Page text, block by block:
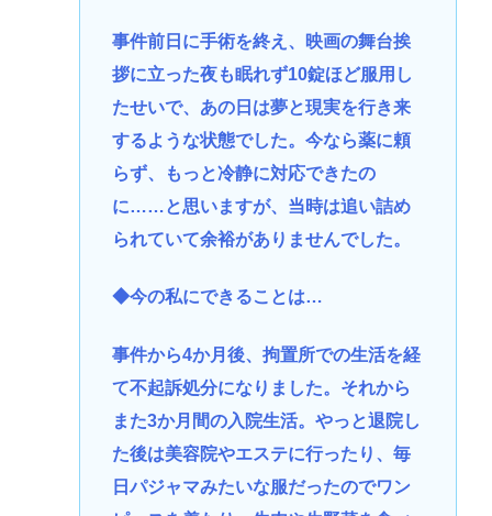
事件前日に手術を終え、映画の舞台挨
拶に立った夜も眠れず10錠ほど服用し
たせいで、あの日は夢と現実を行き来
するような状態でした。今なら薬に頼
らず、もっと冷静に対応できたの
に……と思いますが、当時は追い詰め
られていて余裕がありませんでした。
◆今の私にできることは…
事件から4か月後、拘置所での生活を経
て不起訴処分になりました。それから
また3か月間の入院生活。やっと退院し
た後は美容院やエステに行ったり、毎
日パジャマみたいな服だったのでワン